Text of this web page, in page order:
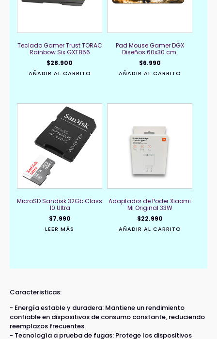
Teclado Gamer Trust TORAC
Rainbow Six GXT856
$28.900
AÑADIR AL CARRITO
Pad Mouse Gamer DGX
Diseños 60x30 cm.
$6.990
AÑADIR AL CARRITO
MicroSD Sandisk 32Gb Class
10 Ultra
$7.990
LEER MÁS
Adaptador de Poder Xiaomi
Mi Original 33W
$22.990
AÑADIR AL CARRITO
Caracteristicas:
- Energía estable y duradera: Mantiene un rendimiento
confiable en dispositivos de consumo constante, reduciendo
reemplazos frecuentes.
- Tecnología a prueba de fugas: Protege los dispositivos